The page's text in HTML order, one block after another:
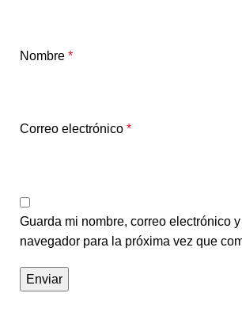
Nombre *
Correo electrónico *
Guarda mi nombre, correo electrónico
navegador para la próxima vez que